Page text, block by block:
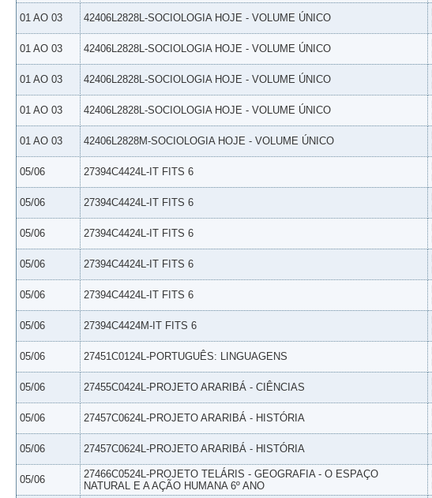
01 AO 03 42406L2828L-SOCIOLOGIA HOJE - VOLUME ÚNICO
01 AO 03 42406L2828L-SOCIOLOGIA HOJE - VOLUME ÚNICO
01 AO 03 42406L2828L-SOCIOLOGIA HOJE - VOLUME ÚNICO
01 AO 03 42406L2828L-SOCIOLOGIA HOJE - VOLUME ÚNICO
01 AO 03 42406L2828M-SOCIOLOGIA HOJE - VOLUME ÚNICO
05/06 27394C4424L-IT FITS 6
05/06 27394C4424L-IT FITS 6
05/06 27394C4424L-IT FITS 6
05/06 27394C4424L-IT FITS 6
05/06 27394C4424L-IT FITS 6
05/06 27394C4424M-IT FITS 6
05/06 27451C0124L-PORTUGUÊS: LINGUAGENS
05/06 27455C0424L-PROJETO ARARIBÁ - CIÊNCIAS
05/06 27457C0624L-PROJETO ARARIBÁ - HISTÓRIA
05/06 27457C0624L-PROJETO ARARIBÁ - HISTÓRIA
05/06
27466C0524L-PROJETO TELÁRIS - GEOGRAFIA - O ESPAÇO
NATURAL E A AÇÃO HUMANA 6º ANO